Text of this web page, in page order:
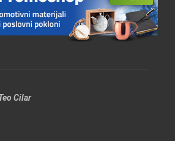
Cilar